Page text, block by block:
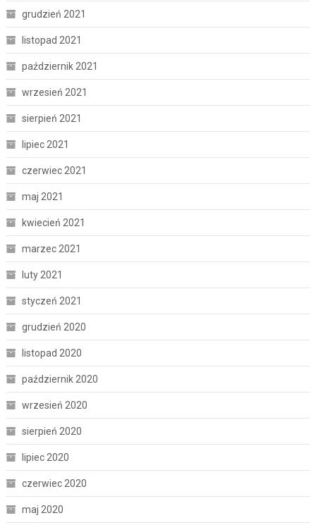
grudzień 2021
listopad 2021
październik 2021
wrzesień 2021
sierpień 2021
lipiec 2021
czerwiec 2021
maj 2021
kwiecień 2021
marzec 2021
luty 2021
styczeń 2021
grudzień 2020
listopad 2020
październik 2020
wrzesień 2020
sierpień 2020
lipiec 2020
czerwiec 2020
maj 2020